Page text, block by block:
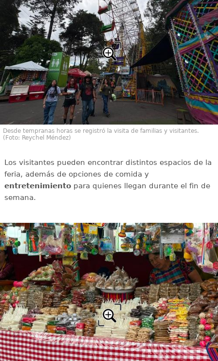
Desde tempranas horas se registró la visita de familias y visitantes.
(Foto: Reychel Méndez)
Los visitantes pueden encontrar distintos espacios de la
feria, además de opciones de comida y
entretenimientopara quienes llegan durante el fin de
semana.